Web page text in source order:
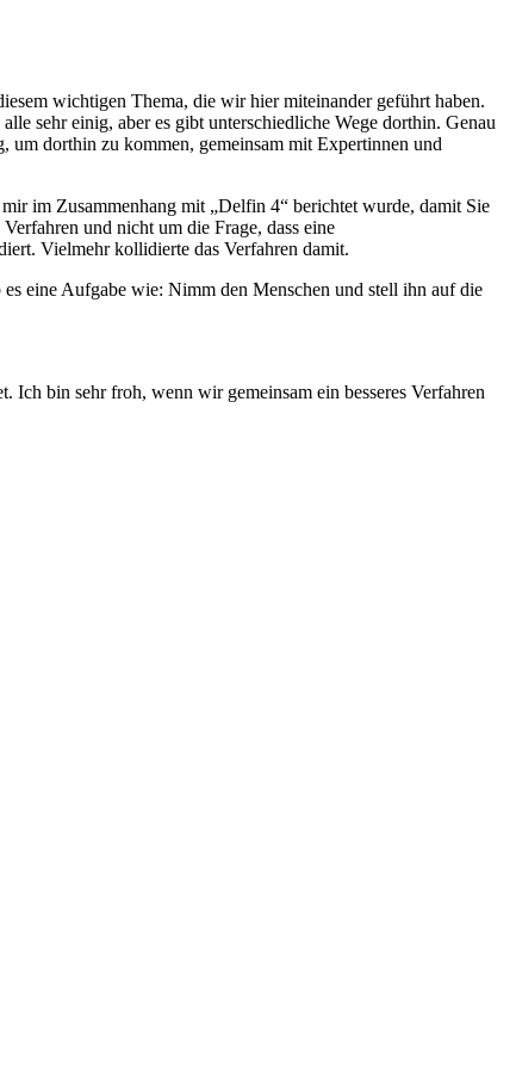
wichtigen Thema, die wir hier miteinander geführt haben.
sehr einig, aber es gibt unterschiedliche Wege dorthin. Genau
um dorthin zu kommen, gemeinsam mit Expertinnen und
im Zusammenhang mit „Delfin 4“ berichtet wurde, damit Sie
und nicht um die Frage, dass eine
Vielmehr kollidierte das Verfahren damit.
eine Aufgabe wie: Nimm den Menschen und stell ihn auf die
Ich bin sehr froh, wenn wir gemeinsam ein besseres Verfahren